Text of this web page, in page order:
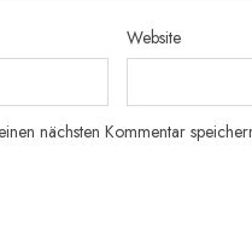
Website
nächsten Kommentar